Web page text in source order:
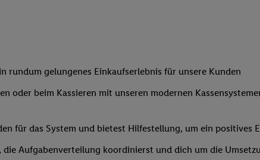
rundum gelungenes Einkaufserlebnis für unsere Kunden
oder beim Kassieren mit unseren modernen
für das System und bietest Hilfestellung, um ein positives
Aufgabenverteilung koordinierst und dich um die